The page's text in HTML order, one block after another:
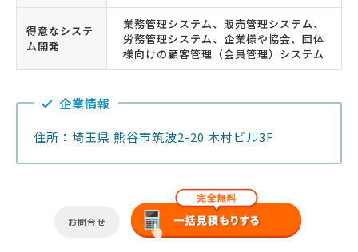
得意なシステ
ム開発
業務管理システム、販売管理システム、
労務管理システム、企業様や協会、団体
様向けの顧客管理（会員管理）システム
企業情報
住所：埼玉県 熊谷市筑波2-20 木村ビル3F
お問合せ